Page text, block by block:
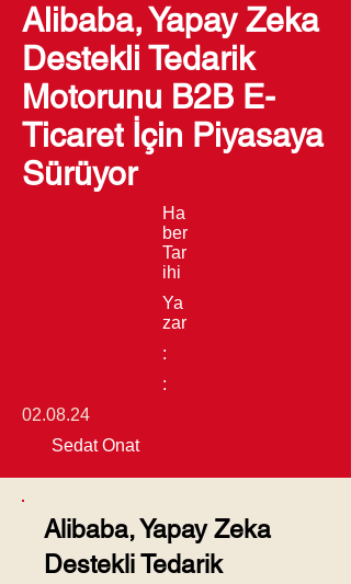
Alibaba, Yapay Zeka
Destekli Tedarik
Motorunu B2B E-
Ticaret İçin Piyasaya
Sürüyor
Ha
ber
Tar
ihi
Ya
zar
:
:
02.08.24
Sedat Onat
Alibaba, Yapay Zeka
Destekli Tedarik